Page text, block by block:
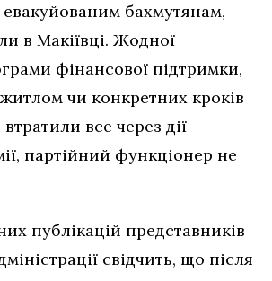
евакуйованим бахмутянам,
в Макіївці. Жодної
фінансової підтримки,
чи конкретних кроків
все через дії
партійний функціонер не
публікацій представників
свідчить, що після